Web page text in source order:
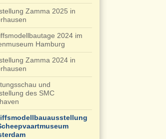
Zamma 2025 in
2024 im
Hamburg
Zamma 2024 in
und
des SMC